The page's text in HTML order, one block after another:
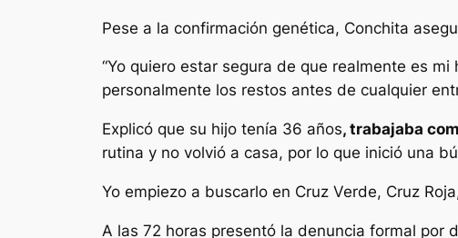
Pese a la confirmación genética, Conchita
“Yo quiero estar segura de que realmente es mi
personalmente los restos antes de cualquier
Explicó que su hijo tenía 36 años, trabajaba
rutina y no volvió a casa, por lo que inició una
Yo empiezo a buscarlo en Cruz Verde, Cruz
A las 72 horas presentó la denuncia formal por